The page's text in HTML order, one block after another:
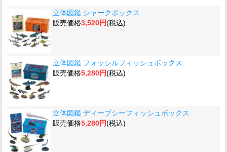
立体図鑑 シャークボックス
販売価格3,520円(税込)
立体図鑑 フォッシルフィッシュボックス
販売価格5,280円(税込)
立体図鑑 ディープシーフィッシュボックス
販売価格5,280円(税込)